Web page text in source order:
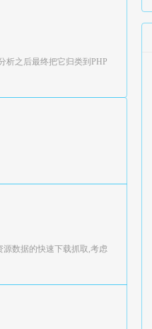
析之后最终把它归类到PHP
源数据的快速下载抓取,考虑